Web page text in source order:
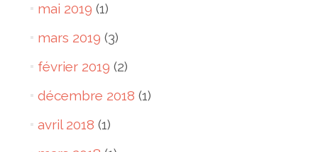
mai 2019 (1)
mars 2019 (3)
février 2019 (2)
décembre 2018 (1)
avril 2018 (1)